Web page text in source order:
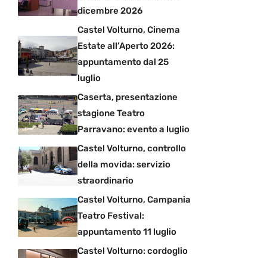
dicembre 2026
Castel Volturno, Cinema
Estate all’Aperto 2026:
appuntamento dal 25
luglio
Caserta, presentazione
stagione Teatro
Parravano: evento a luglio
Castel Volturno, controllo
della movida: servizio
straordinario
Castel Volturno, Campania
Teatro Festival:
appuntamento 11 luglio
Castel Volturno: cordoglio